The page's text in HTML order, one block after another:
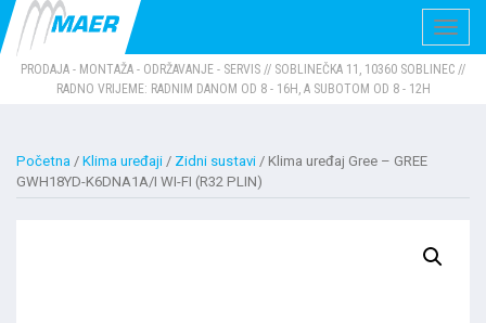
PRODAJA - MONTAŽA - ODRŽAVANJE - SERVIS // SOBLINEČKA 11, 10360 SOBLINEC //
RADNO VRIJEME: RADNIM DANOM OD 8 - 16H, A SUBOTOM OD 8 - 12H
Početna / Klima uređaji / Zidni sustavi / Klima uređaj Gree – GREE
GWH18YD-K6DNA1A/I WI-FI (R32 PLIN)